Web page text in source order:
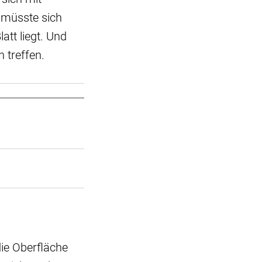
sich
liegt. Und
treffen.
Oberfläche